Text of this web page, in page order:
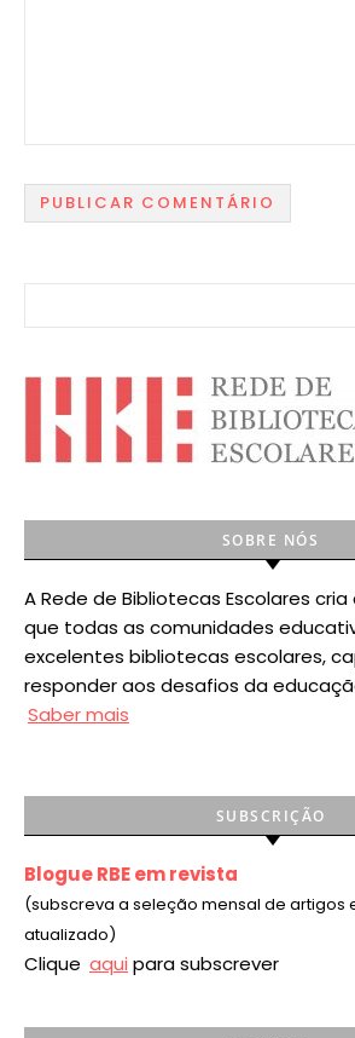
SOBRE NÓS
A Rede de Bibliotecas Escolares
que todas as comunidades
excelentes bibliotecas escolares,
responder aos desafios da
Saber mais
SUBSCRIÇÃO
Blogue RBE em revista
(subscreva a seleção mensal de artigos
atualizado)
Clique aqui para subscrever